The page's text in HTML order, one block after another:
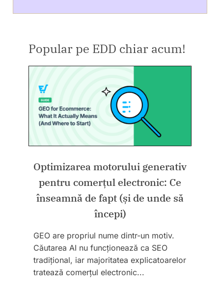
Popular pe EDD chiar acum!
Optimizarea motorului generativ
pentru comerțul electronic: Ce
înseamnă de fapt (și de unde să
începi)
GEO are propriul nume dintr-un motiv.
Căutarea AI nu funcționează ca SEO
tradițional, iar majoritatea explicatoarelor
tratează comerțul electronic...